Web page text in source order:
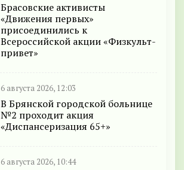
Брасовские активисты
«Движения первых»
присоединились к
Всероссийской акции «Физкульт-
привет»
6 августа 2026, 12:03
В Брянской городской больнице
№2 проходит акция
«Диспансеризация 65+»
6 августа 2026, 10:44